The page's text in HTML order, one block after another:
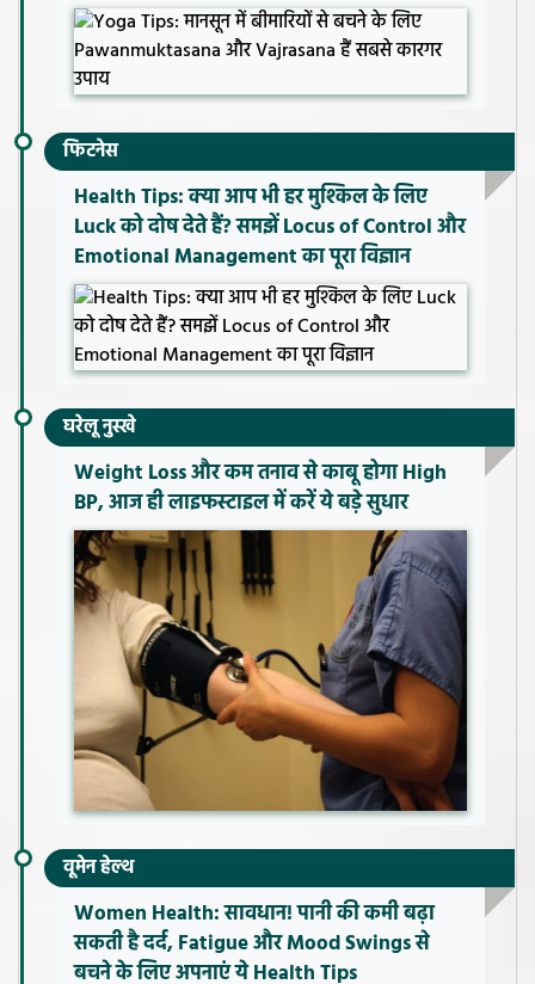
फिटनेस
Health Tips: क्या आप भी हर मुश्किल के लिए
Luck को दोष देते हैं? समझें Locus of Control और
Emotional Management का पूरा विज्ञान
घरेलू नुस्खे
Weight Loss और कम तनाव से काबू होगा High
BP, आज ही लाइफस्टाइल में करें ये बड़े सुधार
वूमेन हेल्थ
Women Health: सावधान! पानी की कमी बढ़ा
सकती है दर्द, Fatigue और Mood Swings से
बचने के लिए अपनाएं ये Health Tips